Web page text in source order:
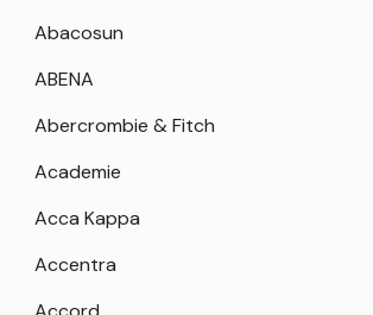
Abacosun
ABENA
Abercrombie & Fitch
Academie
Acca Kappa
Accentra